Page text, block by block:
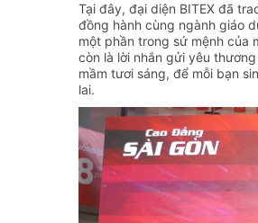
Tại đây, đại diện BITEX đã
đồng hành cùng ngành giáo
một phần trong sứ mệnh của
còn là lời nhắn gửi yêu
mầm tươi sáng, để mỗi bạn
lai.